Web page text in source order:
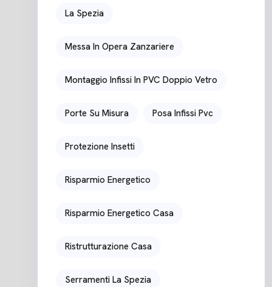
La Spezia
Messa In Opera Zanzariere
Montaggio Infissi In PVC Doppio Vetro
Porte Su Misura Posa Infissi Pvc
Protezione Insetti
Risparmio Energetico
Risparmio Energetico Casa
Ristrutturazione Casa
Serramenti La Spezia